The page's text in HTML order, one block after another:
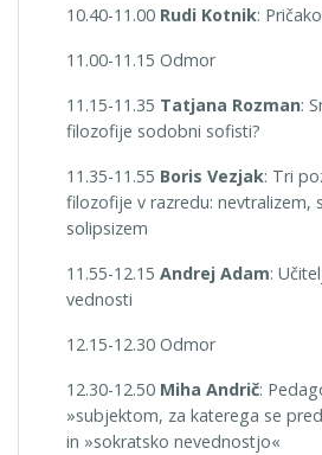
10.40-11.00 Rudi Kotnik:
11.00-11.15 Odmor
11.15-11.35 Tatjana Rozman:
filozofije sodobni sofisti?
11.35-11.55 Boris Vezjak: Tri
filozofije v razredu: nevtralizem,
solipsizem
11.55-12.15 Andrej Adam:
vednosti
12.15-12.30 Odmor
12.30-12.50 Miha Andrič:
»subjektom, za katerega se
in »sokratsko nevednostjo«